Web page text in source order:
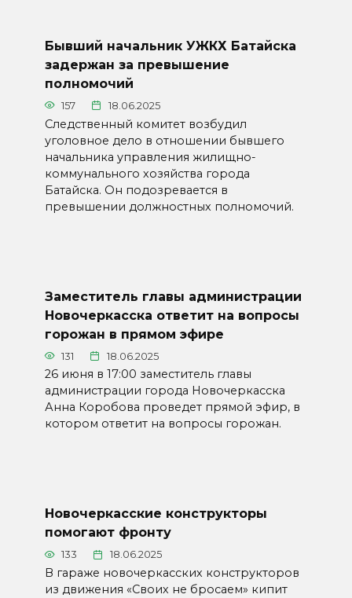
Бывший начальник УЖКХ Батайска
задержан за превышение
полномочий
157 18.06.2025
Следственный комитет возбудил
уголовное дело в отношении бывшего
начальника управления жилищно-
коммунального хозяйства города
Батайска. Он подозревается в
превышении должностных полномочий.
Заместитель главы администрации
Новочеркасска ответит на вопросы
горожан в прямом эфире
131 18.06.2025
26 июня в 17:00 заместитель главы
администрации города Новочеркасска
Анна Коробова проведет прямой эфир, в
котором ответит на вопросы горожан.
Новочеркасские конструкторы
помогают фронту
133 18.06.2025
В гараже новочеркасских конструкторов
из движения «Своих не бросаем» кипит